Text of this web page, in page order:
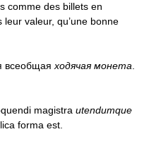
comme des billets en
leur valeur, qu’une bonne
всеобщая ходячая монета
magistra utendumque
forma est.